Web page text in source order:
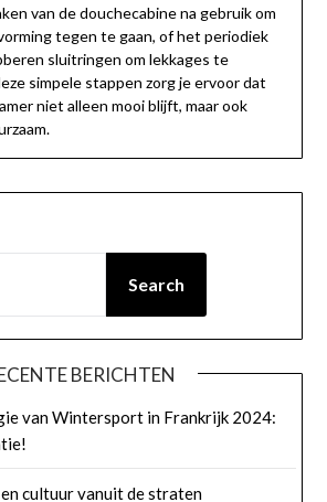
van de douchecabine na gebruik om
tegen te gaan, of het periodiek
sluitringen om lekkages te
simpele stappen zorg je ervoor dat
niet alleen mooi blijft, maar ook
Search
BERICHTEN
van Wintersport in Frankrijk 2024:
cultuur vanuit de straten